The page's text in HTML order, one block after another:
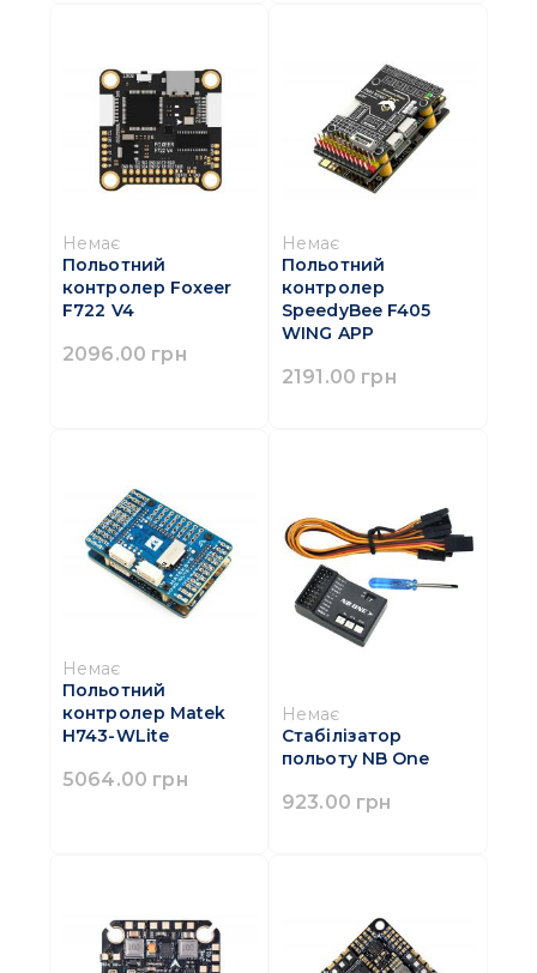
Немає
Польотний
контролер Foxeer
F722 V4
2096.00 грн
Немає
Польотний
контролер
SpeedyBee F405
WING APP
2191.00 грн
Немає
Польотний
контролер Matek
H743-WLite
5064.00 грн
Немає
Стабілізатор
польоту NB One
923.00 грн